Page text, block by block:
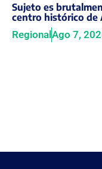
Sujeto es
centro histórico de
RegionalAgo 7,